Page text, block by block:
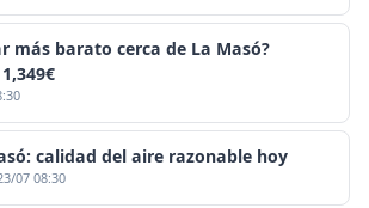
más barato cerca de La Masó?
calidad del aire razonable hoy
07 08:30